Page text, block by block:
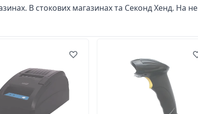
В стокових магазинах та Секонд Хенд. На